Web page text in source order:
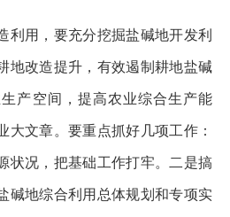
用，要充分挖掘盐碱地开发利
地改造提升，有效遏制耕地盐碱
产空间，提高农业综合生产能
大文章。要重点抓好几项工作：
状况，把基础工作打牢。二是搞
碱地综合利用总体规划和专项实